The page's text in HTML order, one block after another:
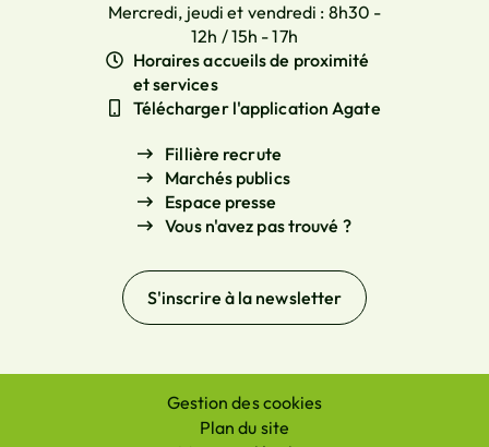
Mercredi, jeudi et vendredi : 8h30 -
12h / 15h - 17h
Horaires accueils de proximité
et services
Télécharger l'application Agate
Fillière recrute
Marchés publics
Espace presse
Vous n'avez pas trouvé ?
S'inscrire à la newsletter
Gestion des cookies
Plan du site